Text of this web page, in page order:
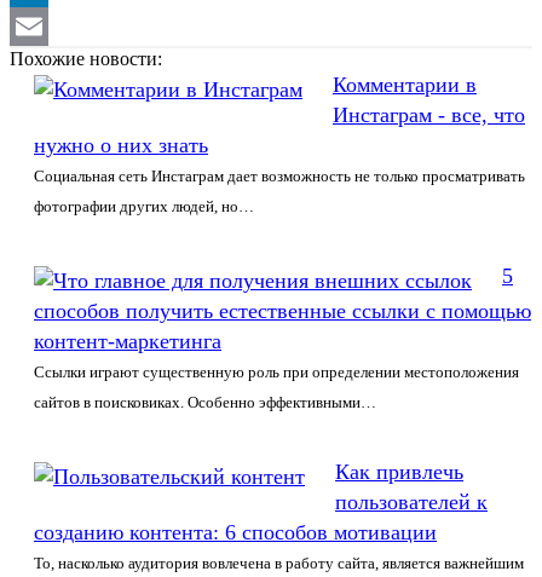
LinkedIn
Email
Похожие новости:
Комментарии в
Инстаграм - все, что
нужно о них знать
Социальная сеть Инстаграм дает возможность не только просматривать
фотографии других людей, но…
5
способов получить естественные ссылки с помощью
контент-маркетинга
Ссылки играют существенную роль при определении местоположения
сайтов в поисковиках. Особенно эффективными…
Как привлечь
пользователей к
созданию контента: 6 способов мотивации
То, насколько аудитория вовлечена в работу сайта, является важнейшим